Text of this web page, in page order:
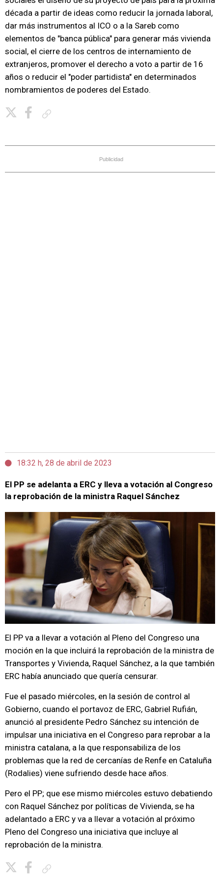
década a partir de ideas como reducir la jornada laboral,
dar más instrumentos al ICO o a la Sareb como
elementos de "banca pública" para generar más vivienda
social, el cierre de los centros de internamiento de
extranjeros, promover el derecho a voto a partir de 16
años o reducir el "poder partidista" en determinados
nombramientos de poderes del Estado.
Publicidad
18:32 h, 28 de abril de 2023
El PP se adelanta a ERC y lleva a votación al Congreso
la reprobación de la ministra Raquel Sánchez
El PP va a llevar a votación al Pleno del Congreso una
moción en la que incluirá la reprobación de la ministra de
Transportes y Vivienda, Raquel Sánchez, a la que también
ERC había anunciado que quería censurar.
Fue el pasado miércoles, en la sesión de control al
Gobierno, cuando el portavoz de ERC, Gabriel Rufián,
anunció al presidente Pedro Sánchez su intención de
impulsar una iniciativa en el Congreso para reprobar a la
ministra catalana, a la que responsabiliza de los
problemas que la red de cercanías de Renfe en Cataluña
(Rodalies) viene sufriendo desde hace años.
Pero el PP; que ese mismo miércoles estuvo debatiendo
con Raquel Sánchez por políticas de Vivienda, se ha
adelantado a ERC y va a llevar a votación al próximo
Pleno del Congreso una iniciativa que incluye al
reprobación de la ministra.